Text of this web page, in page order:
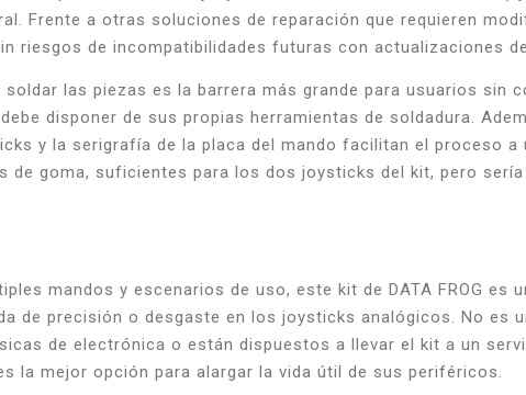
Frente a otras soluciones de reparación que requieren
riesgos de incompatibilidades futuras con actualizaciones
las piezas es la barrera más grande para usuarios sin
disponer de sus propias herramientas de soldadura.
y la serigrafía de la placa del mando facilitan el proceso
goma, suficientes para los dos joysticks del kit, pero
mandos y escenarios de uso, este kit de DATA FROG
de precisión o desgaste en los joysticks analógicos. No es
de electrónica o están dispuestos a llevar el kit a un
la mejor opción para alargar la vida útil de sus periféricos.